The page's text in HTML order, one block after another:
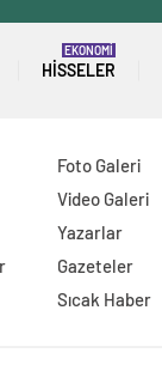
HISSELER
EKONOMİ
Foto Galeri
Video Galeri
Yazarlar
Gazeteler
Sıcak Haber